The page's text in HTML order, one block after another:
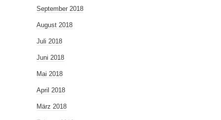
September 2018
August 2018
Juli 2018
Juni 2018
Mai 2018
April 2018
März 2018